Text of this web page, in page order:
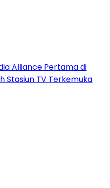
Alliance Pertama di
Stasiun TV Terkemuka